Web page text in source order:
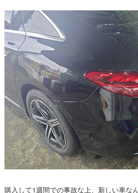
購入して1週間での事故な上、新しい車な